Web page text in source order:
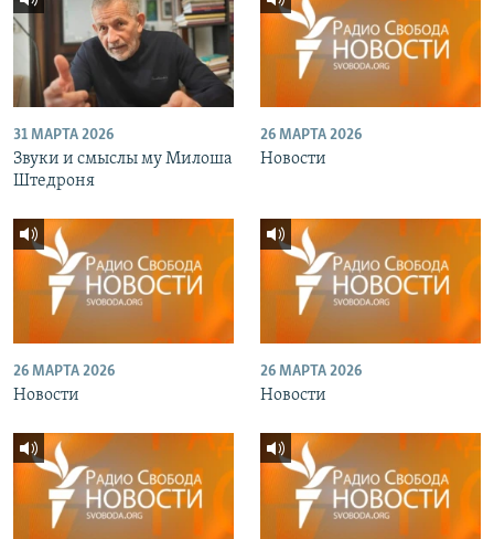
31 МАРТА 2026
Звуки и смыслы му Милоша
Штедроня
26 МАРТА 2026
Новости
26 МАРТА 2026
Новости
26 МАРТА 2026
Новости